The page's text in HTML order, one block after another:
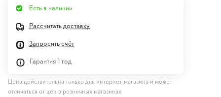
Есть в наличии
Рассчитать доставку
Запросить счёт
Гарантия 1 год
Цена действительна только для интернет-магазина и может
отличаться от цен в розничных магазинах